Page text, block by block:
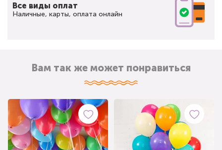
Все виды оплат
Наличные, карты, оплата онлайн
Вам так же может понравиться